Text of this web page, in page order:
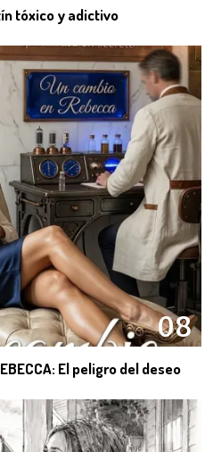
tóxico y adictivo
08
El peligro del deseo